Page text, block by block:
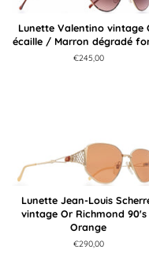
Lunette Valentino vintage
écaille / Marron dégradé
Prix
€245,00
Lunette Jean-Louis
vintage Or Richmond
Orange
Prix
€290,00